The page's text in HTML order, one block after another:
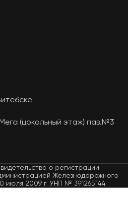
(цокольный этаж) пав.№3
о регистрации:
Железнодорожного
июля 2009 г. УНП № 391265144